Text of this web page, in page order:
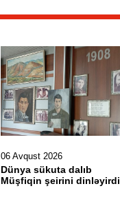
06 Avqust 2026
Dünya sükuta dalıb
Müşfiqin şeirini dinləyirdi